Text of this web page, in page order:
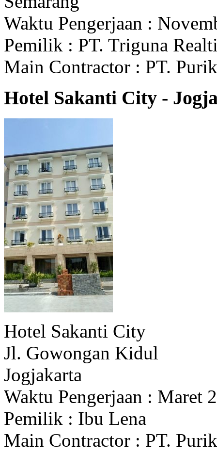
Waktu Pengerjaan :
Pemilik : PT. Triguna
Main Contractor : PT.
Hotel Sakanti City -
Hotel Sakanti City
Jl. Gowongan Kidul
Jogjakarta
Waktu Pengerjaan : Maret
Pemilik : Ibu Lena
Main Contractor : PT.